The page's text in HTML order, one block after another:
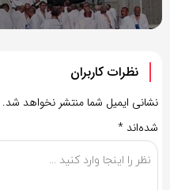
نظرات کاربران
نشانی ایمیل شما منتشر نخواهد شد.
شده‌اند *